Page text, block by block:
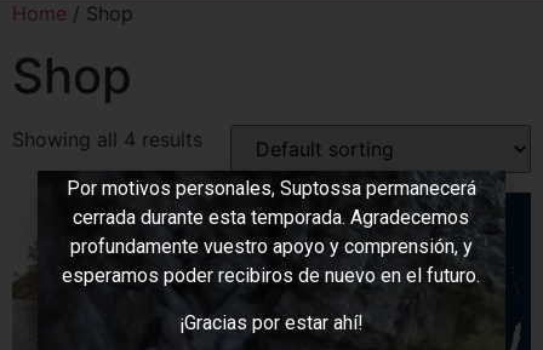
Home / Shop
Shop
Showing all 4 results
Este año no abriremos
Por motivos personales, Suptossa permanecerá
cerrada durante esta temporada. Agradecemos
profundamente vuestro apoyo y comprensión, y
esperamos poder recibiros de nuevo en el futuro.
¡Gracias por estar ahí!